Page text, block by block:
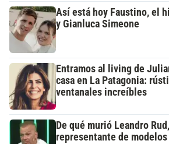
Así está hoy Faustino, el
y Gianluca Simeone
Entramos al living de
casa en La Patagonia:
ventanales increíbles
De qué murió Leandro
representante de modelos